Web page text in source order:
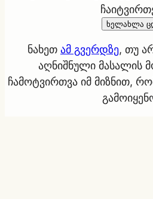
ხელახლა
ნახეთ ამ გვერდზე, თუ
აღნიშნული მასალის
ჩამოტვირთვა იმ მიზნით,